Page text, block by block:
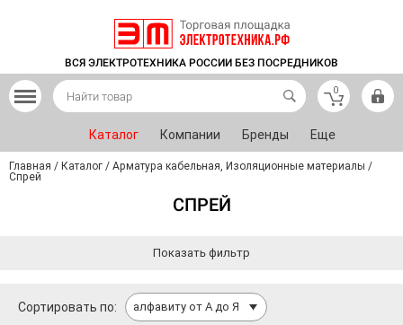
ВСЯ ЭЛЕКТРОТЕХНИКА РОССИИ БЕЗ ПОСРЕДНИКОВ
0
Каталог Компании Бренды Еще
Главная / Каталог / Арматура кабельная, Изоляционные материалы /
Спрей
СПРЕЙ
Показать фильтр
Сортировать по: алфавиту от А до Я